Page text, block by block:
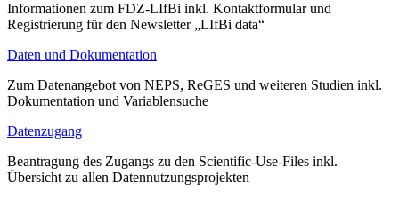
Informationen zum FDZ-LIfBi inkl. Kontaktformular und
Registrierung für den Newsletter „LIfBi data“
Daten und Dokumentation
Zum Datenangebot von NEPS, ReGES und weiteren Studien inkl.
Dokumentation und Variablensuche
Datenzugang
Beantragung des Zugangs zu den Scientific-Use-Files inkl.
Übersicht zu allen Datennutzungsprojekten